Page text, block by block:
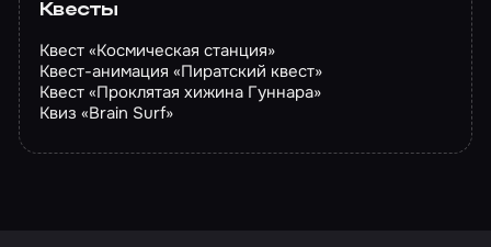
Квесты
Квест «Космическая станция»
Квест-анимация «Пиратский квест»
Квест «Проклятая хижина Гуннара»
Квиз «Brain Surf»